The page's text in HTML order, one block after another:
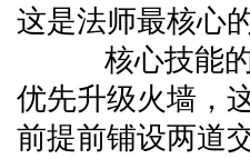
这是法师最核心
核心技能的
优先升级火墙，
前提前铺设两道